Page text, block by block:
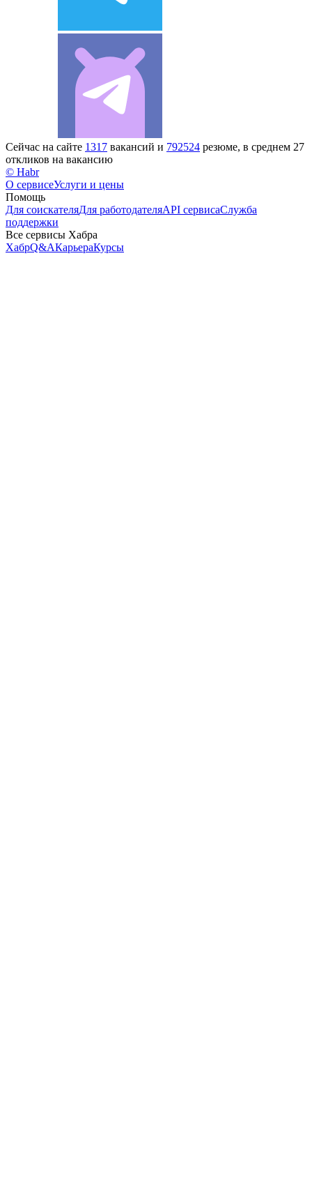
Сейчас на сайте 1317 вакансий и 792524 резюме, в среднем 27
откликов на вакансию
© Habr
О сервисеУслуги и цены
Помощь
Для соискателяДля работодателяAPI сервисаСлужба
поддержки
Все сервисы Хабра
ХабрQ&AКарьераКурсы